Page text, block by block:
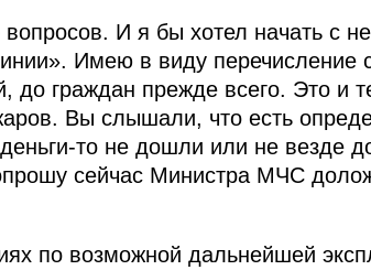
И я бы хотел начать с
Имею в виду перечисление
до граждан прежде всего. Это и
Вы слышали, что есть
то не дошли или не везде
сейчас Министра МЧС
по возможной дальнейшей